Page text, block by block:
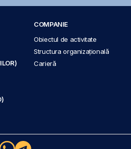
COMPANIE
Obiectul de activitate
Structura organizațională
Carieră